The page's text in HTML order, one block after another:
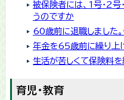
被保険者には、1号・2
うのですか
60歳前に退職しました
年金を65歳前に繰り上
生活が苦しくて保険料
育児・教育